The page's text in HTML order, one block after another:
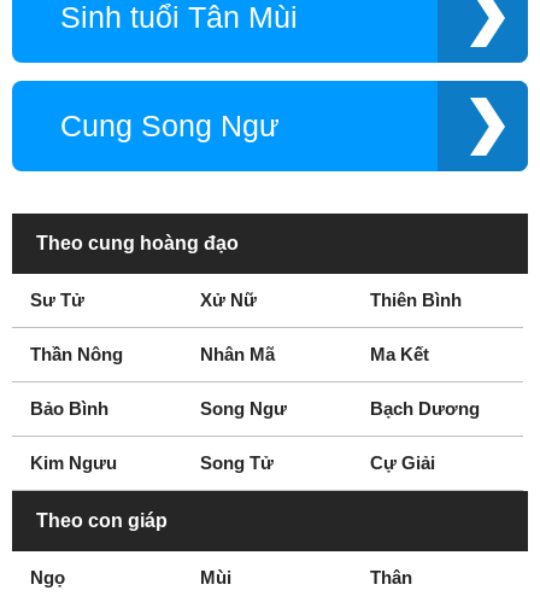
Sinh tuổi Tân Mùi
Cung Song Ngư
Theo cung hoàng đạo
Sư Tử Xử Nữ Thiên Bình
Thần Nông Nhân Mã Ma Kết
Bảo Bình Song Ngư Bạch Dương
Kim Ngưu Song Tử Cự Giải
Theo con giáp
Ngọ Mùi Thân